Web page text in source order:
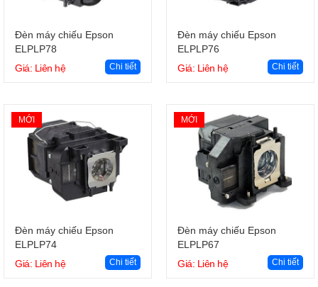
Giỏ hàng
Đèn máy chiếu Epson
ELPLP78
Giá: Liên hệ
Chi tiết
Giỏ hàng
Đèn máy chiếu Epson
ELPLP76
Giá: Liên hệ
Chi tiết
MỚI
Giỏ hàng
Đèn máy chiếu Epson
ELPLP74
Giá: Liên hệ
Chi tiết
MỚI
Giỏ hàng
Đèn máy chiếu Epson
ELPLP67
Giá: Liên hệ
Chi tiết